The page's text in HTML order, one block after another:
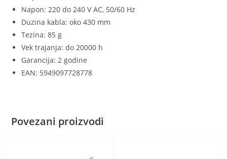
Napon: 220 do 240 V AC, 50/60 Hz
Duzina kabla: oko 430 mm
Tezina: 85 g
Vek trajanja: do 20000 h
Garancija: 2 godine
EAN: 5949097728778
Povezani proizvodi